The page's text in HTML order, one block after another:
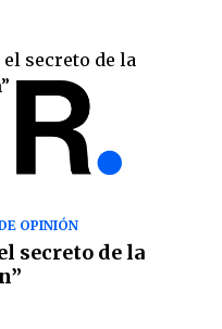
OPINIÓN
secreto de la